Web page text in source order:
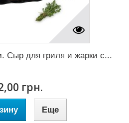
Сыр для гриля и жарки с...
грн.
Еще